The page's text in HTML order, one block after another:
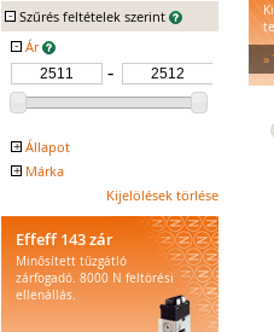
Mechanikus zárak
Mechanikus bevéső zárak
Zárbetétek
Lakatok
Kiegészítő zárak
Zárpajzsok
Mechanikus kiegészítők
Elektromos zárak
Elektromos bevéső zárak
Zárfogadók
Standard zárfogadók
Vízálló zárfogadók
Füstgátló zárfogadók
- Szűrés feltételek szerint
- Ár
+ Állapot
Kifutó
+ Márka
Kijelölések törlése
Effeff 143 zár
Minősített tűzgátló
zárfogadó. 8000 N feltörési
ellenállás.
»